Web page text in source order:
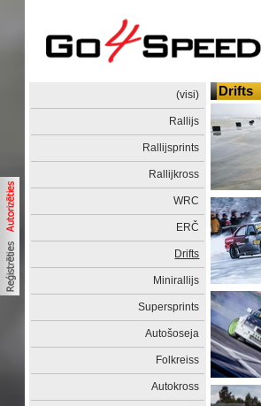
(visi)
Rallijs
Rallijsprints
Rallijkross
WRC
ERČ
Drifts
Minirallijs
Supersprints
Autošoseja
Folkreiss
Autokross
Drifts